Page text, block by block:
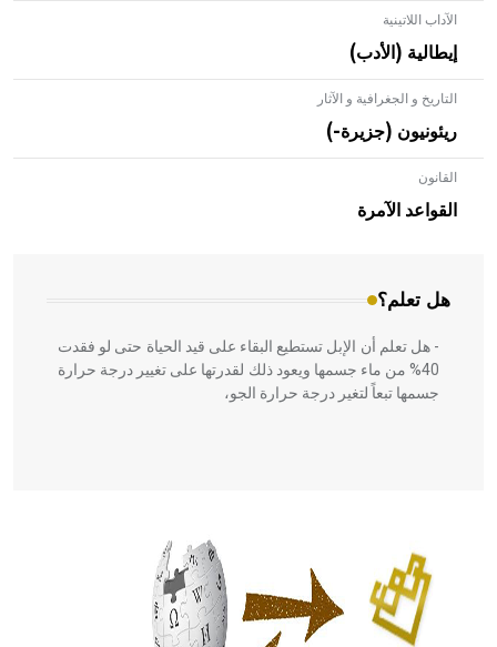
الآداب اللاتينية
إيطالية (الأدب)
التاريخ و الجغرافية و الآثار
ريئونيون (جزيرة-)
القانون
القواعد الآمرة
هل تعلم؟
- هل تعلم أن الأبلق نوع من الفنون الهندسية التي ارتبطت
بالعمارة الإسلامية في بلاد الشام ومصر خاصة، حيث يحرص
المعمار على بناء مداميكه وخاصة في الواجهات
- هل تعلم أن الإبل تستطيع البقاء على قيد الحياة حتى لو فقدت
40% من ماء جسمها ويعود ذلك لقدرتها على تغيير درجة حرارة
جسمها تبعاً لتغير درجة حرارة الجو،
الحكم، الأدلة، تنظيم التغذية، ورسالته في جروح الرأس. ويعود
له الفضل بأنه حرر الطب من الدين والفلسفة.